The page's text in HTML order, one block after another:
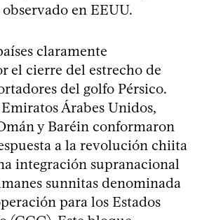
en EEUU.
claramente
el cierre del estrecho de
del golfo Pérsico.
Árabes Unidos,
y Baréin conformaron
a la revolución chiita
integración supranacional
sunnitas denominada
para los Estados